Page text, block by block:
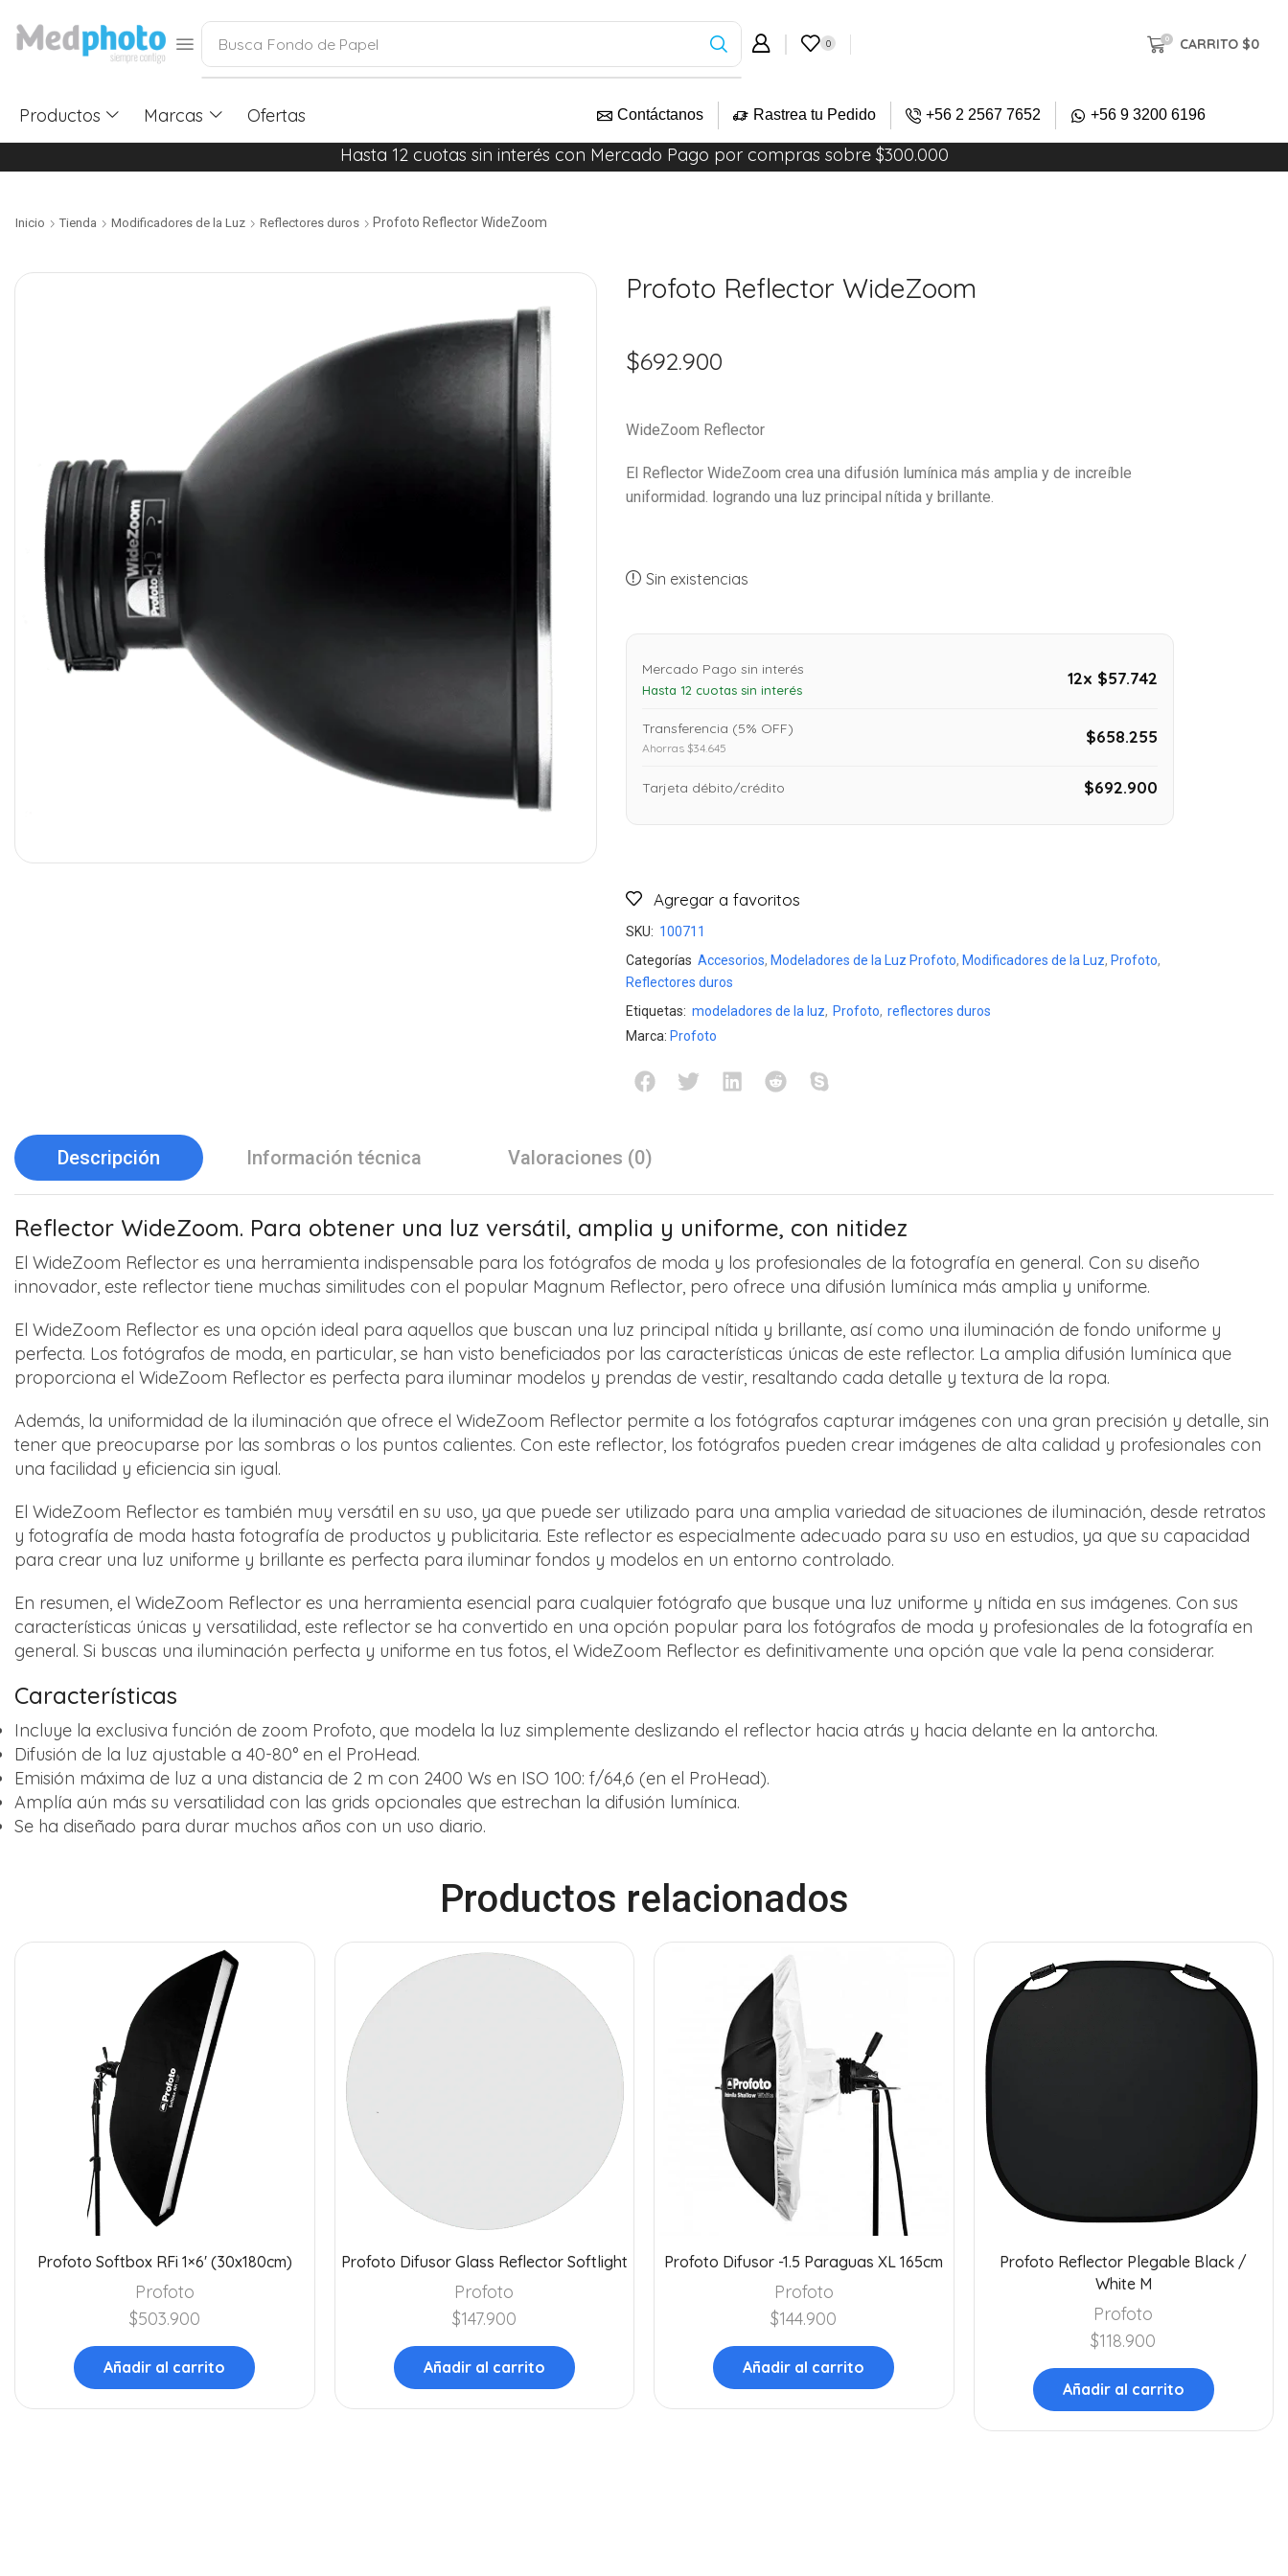
Busca Fondo de Papel 0 0 CARRITO $0
Productos Marcas Ofertas Contáctanos Rastrea tu Pedido +56 2 2567 7652 +56 9 3200 6196
Hasta 12 cuotas sin interés con Mercado Pago por compras sobre $300.000
Inicio Tienda Modificadores de la Luz Reflectores duros Profoto Reflector WideZoom
Profoto Reflector WideZoom
$692.900
WideZoom Reflector
El Reflector WideZoom crea una difusión lumínica más amplia y de increíble
uniformidad. logrando una luz principal nítida y brillante.
Sin existencias
Mercado Pago sin interés
Hasta 12 cuotas sin interés
12x $57.742
Transferencia (5% OFF)
Ahorras $34.645
$658.255
Tarjeta débito/crédito $692.900
Agregar a favoritos
SKU: 100711
Categorías Accesorios, Modeladores de la Luz Profoto, Modificadores de la Luz, Profoto,
Reflectores duros
Etiquetas: modeladores de la luz, Profoto, reflectores duros
Marca: Profoto
Descripción Información técnica Valoraciones (0)
Reflector WideZoom. Para obtener una luz versátil, amplia y uniforme, con nitidez
El WideZoom Reflector es una herramienta indispensable para los fotógrafos de moda y los profesionales de la fotografía en general. Con su diseño
innovador, este reflector tiene muchas similitudes con el popular Magnum Reflector, pero ofrece una difusión lumínica más amplia y uniforme.
El WideZoom Reflector es una opción ideal para aquellos que buscan una luz principal nítida y brillante, así como una iluminación de fondo uniforme y
perfecta. Los fotógrafos de moda, en particular, se han visto beneficiados por las características únicas de este reflector. La amplia difusión lumínica que
proporciona el WideZoom Reflector es perfecta para iluminar modelos y prendas de vestir, resaltando cada detalle y textura de la ropa.
Además, la uniformidad de la iluminación que ofrece el WideZoom Reflector permite a los fotógrafos capturar imágenes con una gran precisión y detalle, sin
tener que preocuparse por las sombras o los puntos calientes. Con este reflector, los fotógrafos pueden crear imágenes de alta calidad y profesionales con
una facilidad y eficiencia sin igual.
El WideZoom Reflector es también muy versátil en su uso, ya que puede ser utilizado para una amplia variedad de situaciones de iluminación, desde retratos
y fotografía de moda hasta fotografía de productos y publicitaria. Este reflector es especialmente adecuado para su uso en estudios, ya que su capacidad
para crear una luz uniforme y brillante es perfecta para iluminar fondos y modelos en un entorno controlado.
En resumen, el WideZoom Reflector es una herramienta esencial para cualquier fotógrafo que busque una luz uniforme y nítida en sus imágenes. Con sus
características únicas y versatilidad, este reflector se ha convertido en una opción popular para los fotógrafos de moda y profesionales de la fotografía en
general. Si buscas una iluminación perfecta y uniforme en tus fotos, el WideZoom Reflector es definitivamente una opción que vale la pena considerar.
Características
Incluye la exclusiva función de zoom Profoto, que modela la luz simplemente deslizando el reflector hacia atrás y hacia delante en la antorcha.
Difusión de la luz ajustable a 40-80° en el ProHead.
Emisión máxima de luz a una distancia de 2 m con 2400 Ws en ISO 100: f/64,6 (en el ProHead).
Amplía aún más su versatilidad con las grids opcionales que estrechan la difusión lumínica.
Se ha diseñado para durar muchos años con un uso diario.
Productos relacionados
Profoto Softbox RFi 1×6′ (30x180cm)
Profoto
$503.900
Añadir al carrito
Profoto Difusor Glass Reflector Softlight
Profoto
$147.900
Añadir al carrito
Profoto Difusor -1.5 Paraguas XL 165cm
Profoto
$144.900
Añadir al carrito
Profoto Reflector Plegable Black /
White M
Profoto
$118.900
Añadir al carrito